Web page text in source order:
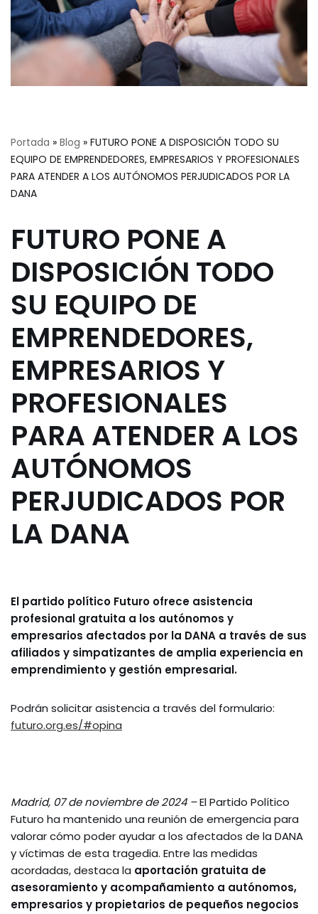
Portada » Blog » FUTURO PONE A DISPOSICIÓN TODO SU
EQUIPO DE EMPRENDEDORES, EMPRESARIOS Y PROFESIONALES
PARA ATENDER A LOS AUTÓNOMOS PERJUDICADOS POR LA
DANA
FUTURO PONE A
DISPOSICIÓN TODO
SU EQUIPO DE
EMPRENDEDORES,
EMPRESARIOS Y
PROFESIONALES
PARA ATENDER A LOS
AUTÓNOMOS
PERJUDICADOS POR
LA DANA
El partido político Futuro ofrece asistencia
profesional gratuita a los autónomos y
empresarios afectados por la DANA a través de sus
afiliados y simpatizantes de amplia experiencia en
emprendimiento y gestión empresarial.
Podrán solicitar asistencia a través del formulario:
futuro.org.es/#opina
Madrid, 07 de noviembre de 2024 –El Partido Político
Futuro ha mantenido una reunión de emergencia para
valorar cómo poder ayudar a los afectados de la DANA
y víctimas de esta tragedia. Entre las medidas
acordadas, destaca la aportación gratuita de
asesoramiento y acompañamiento a autónomos,
empresarios y propietarios de pequeños negocios